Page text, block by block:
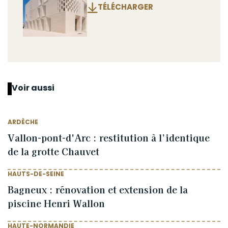
TÉLÉCHARGER
Voir aussi
ARDÈCHE
Vallon-pont-d'Arc : restitution à l’identique
de la grotte Chauvet
HAUTS-DE-SEINE
Bagneux : rénovation et extension de la
piscine Henri Wallon
HAUTE-NORMANDIE